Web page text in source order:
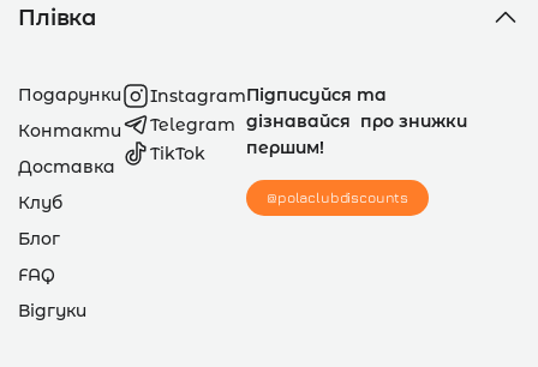
Плівка
Подарунки
Контакти
Доставка
Клуб
Блог
FAQ
Відгуки
Instagram
Telegram
TikTok
Підписуйся та
дізнавайся про знижки
першим!
@polaclubdiscounts